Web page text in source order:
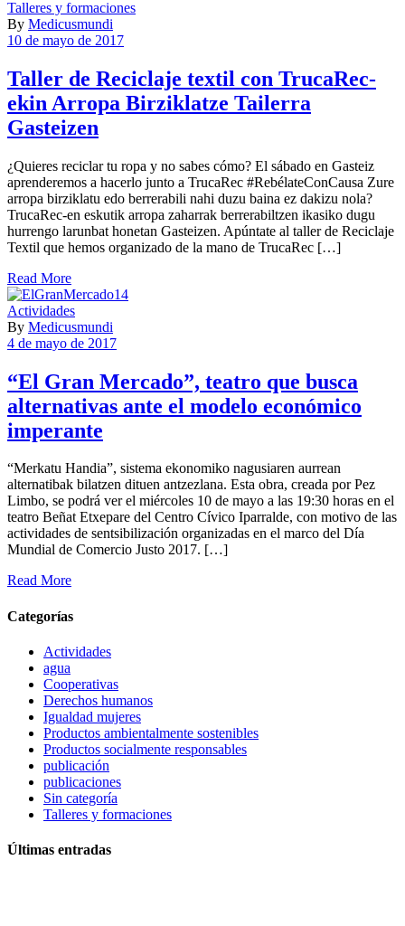
Talleres y formaciones
By Medicusmundi
10 de mayo de 2017
Taller de Reciclaje textil con TrucaRec-
ekin Arropa Birziklatze Tailerra
Gasteizen
¿Quieres reciclar tu ropa y no sabes cómo? El sábado en Gasteiz
aprenderemos a hacerlo junto a TrucaRec #RebélateConCausa Zure
arropa birziklatu edo berrerabili nahi duzu baina ez dakizu nola?
TrucaRec-en eskutik arropa zaharrak berrerabiltzen ikasiko dugu
hurrengo larunbat honetan Gasteizen. Apúntate al taller de Reciclaje
Textil que hemos organizado de la mano de TrucaRec […]
Read More
Actividades
By Medicusmundi
4 de mayo de 2017
“El Gran Mercado”, teatro que busca
alternativas ante el modelo económico
imperante
“Merkatu Handia”, sistema ekonomiko nagusiaren aurrean
alternatibak bilatzen dituen antzezlana. Esta obra, creada por Pez
Limbo, se podrá ver el miércoles 10 de mayo a las 19:30 horas en el
teatro Beñat Etxepare del Centro Cívico Iparralde, con motivo de las
actividades de sentsibilización organizadas en el marco del Día
Mundial de Comercio Justo 2017. […]
Read More
Categorías
Actividades
agua
Cooperativas
Derechos humanos
Igualdad mujeres
Productos ambientalmente sostenibles
Productos socialmente responsables
publicación
publicaciones
Sin categoría
Talleres y formaciones
Últimas entradas